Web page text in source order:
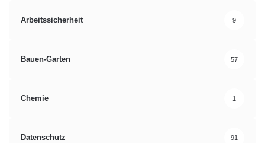
Arbeitssicherheit 9
Bauen-Garten 57
Chemie 1
Datenschutz 91